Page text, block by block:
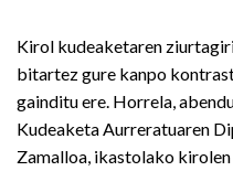
Kirol kudeaketaren
bitartez gure kanpo
gainditu ere. Horrela,
Kudeaketa Aurreratuaren
Zamalloa, ikastolako